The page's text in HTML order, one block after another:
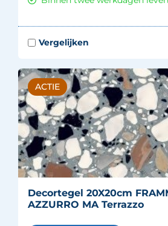
ACTIE
Decortegel 20X20cm
AZZURRO MA Terrazzo